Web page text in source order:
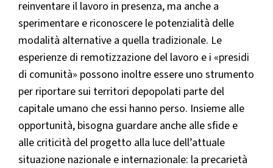
reinventare il lavoro in presenza, ma anche a
sperimentare e riconoscere le potenzialità delle
modalità alternative a quella tradizionale. Le
esperienze di remotizzazione del lavoro e i «presidi
di comunità» possono inoltre essere uno strumento
per riportare sui territori depopolati parte del
capitale umano che essi hanno perso. Insieme alle
opportunità, bisogna guardare anche alle sfide e
alle criticità del progetto alla luce dell’attuale
situazione nazionale e internazionale: la precarietà